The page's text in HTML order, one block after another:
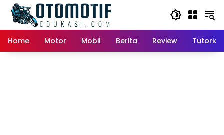
content
Home
Motor Mobil Berita Review Tutorial